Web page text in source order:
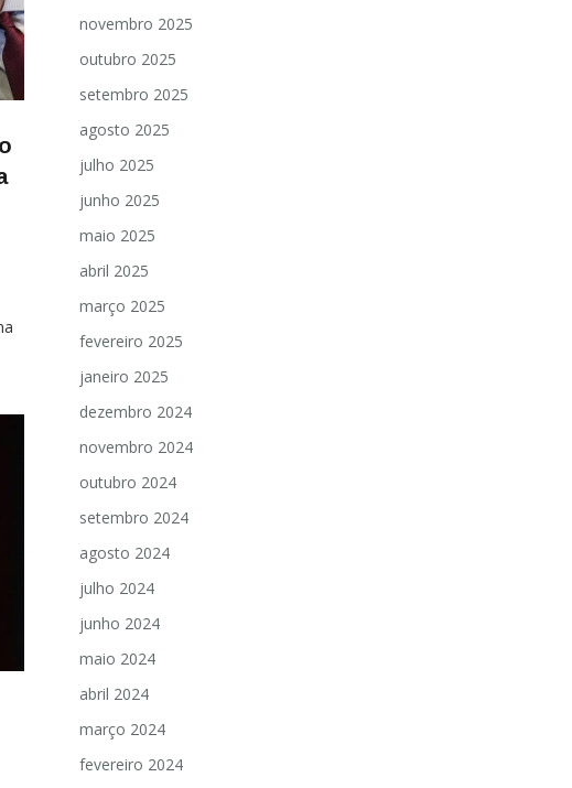
novembro 2025
outubro 2025
setembro 2025
agosto 2025
julho 2025
junho 2025
maio 2025
abril 2025
março 2025
fevereiro 2025
janeiro 2025
dezembro 2024
novembro 2024
outubro 2024
setembro 2024
agosto 2024
julho 2024
junho 2024
maio 2024
abril 2024
março 2024
fevereiro 2024